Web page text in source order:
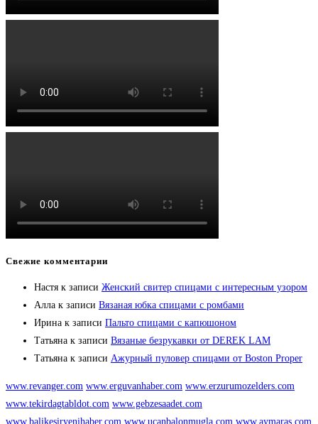
Свежие комментарии
Настя к записи Женский свитер спицами с интересным узором
Алла к записи Вязаная юбка спицами с ромбами
Ирина к записи Пальто спицами с капюшоном
Татьяна к записи Вязаные безрукавки от DEREK LAM
Татьяна к записи Ажурный пуловер спицами от Boston Proper
www.revanger.com www.erguvanhaber.com www.erzurumozelders.com
www.tekirdagtabldot.com www.gebzesaadet.com
www.balikesiryenihaber.com www.ucanbalonmugla.com www.aymaras.com